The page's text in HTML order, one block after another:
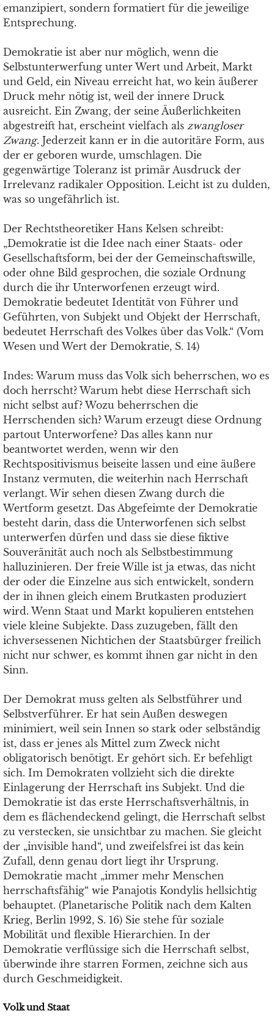
emanzipiert, sondern formatiert für die jeweilige
Entsprechung.
Demokratie ist aber nur möglich, wenn die
Selbstunterwerfung unter Wert und Arbeit, Markt
und Geld, ein Niveau erreicht hat, wo kein äußerer
Druck mehr nötig ist, weil der innere Druck
ausreicht. Ein Zwang, der seine Äußerlichkeiten
abgestreift hat, erscheint vielfach als zwangloser
Zwang. Jederzeit kann er in die autoritäre Form, aus
der er geboren wurde, umschlagen. Die
gegenwärtige Toleranz ist primär Ausdruck der
Irrelevanz radikaler Opposition. Leicht ist zu dulden,
was so ungefährlich ist.
Der Rechtstheoretiker Hans Kelsen schreibt:
„Demokratie ist die Idee nach einer Staats- oder
Gesellschaftsform, bei der der Gemeinschaftswille,
oder ohne Bild gesprochen, die soziale Ordnung
durch die ihr Unterworfenen erzeugt wird.
Demokratie bedeutet Identität von Führer und
Geführten, von Subjekt und Objekt der Herrschaft,
bedeutet Herrschaft des Volkes über das Volk.“ (Vom
Wesen und Wert der Demokratie, S. 14)
Indes: Warum muss das Volk sich beherrschen, wo es
doch herrscht? Warum hebt diese Herrschaft sich
nicht selbst auf? Wozu beherrschen die
Herrschenden sich? Warum erzeugt diese Ordnung
partout Unterworfene? Das alles kann nur
beantwortet werden, wenn wir den
Rechtspositivismus beiseite lassen und eine äußere
Instanz vermuten, die weiterhin nach Herrschaft
verlangt. Wir sehen diesen Zwang durch die
Wertform gesetzt. Das Abgefeimte der Demokratie
besteht darin, dass die Unterworfenen sich selbst
unterwerfen dürfen und dass sie diese fiktive
Souveränität auch noch als Selbstbestimmung
halluzinieren. Der freie Wille ist ja etwas, das nicht
der oder die Einzelne aus sich entwickelt, sondern
der in ihnen gleich einem Brutkasten produziert
wird. Wenn Staat und Markt kopulieren entstehen
viele kleine Subjekte. Dass zuzugeben, fällt den
ichversessenen Nichtichen der Staatsbürger freilich
nicht nur schwer, es kommt ihnen gar nicht in den
Sinn.
Der Demokrat muss gelten als Selbstführer und
Selbstverführer. Er hat sein Außen deswegen
minimiert, weil sein Innen so stark oder selbständig
ist, dass er jenes als Mittel zum Zweck nicht
obligatorisch benötigt. Er gehört sich. Er befehligt
sich. Im Demokraten vollzieht sich die direkte
Einlagerung der Herrschaft ins Subjekt. Und die
Demokratie ist das erste Herrschaftsverhältnis, in
dem es flächendeckend gelingt, die Herrschaft selbst
zu verstecken, sie unsichtbar zu machen. Sie gleicht
der „invisible hand“, und zweifelsfrei ist das kein
Zufall, denn genau dort liegt ihr Ursprung.
Demokratie macht „immer mehr Menschen
herrschaftsfähig“ wie Panajotis Kondylis hellsichtig
behauptet. (Planetarische Politik nach dem Kalten
Krieg, Berlin 1992, S. 16) Sie stehe für soziale
Mobilität und flexible Hierarchien. In der
Demokratie verflüssige sich die Herrschaft selbst,
überwinde ihre starren Formen, zeichne sich aus
durch Geschmeidigkeit.
Volk und Staat